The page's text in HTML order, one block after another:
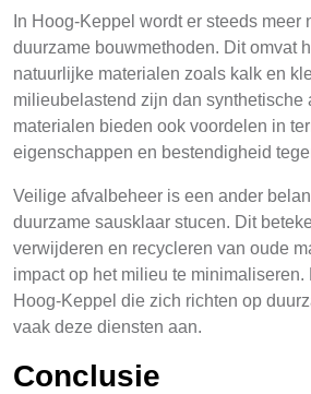
In Hoog-Keppel wordt er steeds meer
duurzame bouwmethoden. Dit omvat
natuurlijke materialen zoals kalk en
milieubelastend zijn dan synthetische
materialen bieden ook voordelen in
eigenschappen en bestendigheid
Veilige afvalbeheer is een ander
duurzame sausklaar stucen. Dit
verwijderen en recycleren van oude
impact op het milieu te
Hoog-Keppel die zich richten op
vaak deze diensten aan.
Conclusie